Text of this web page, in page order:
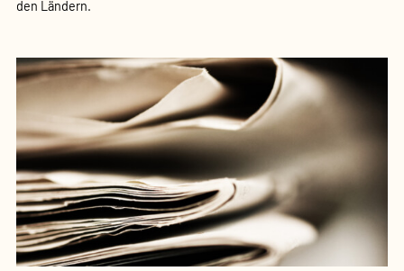
den Ländern.